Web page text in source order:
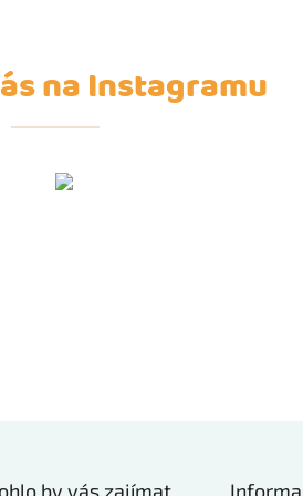
na Instagramu
by vás zajímat